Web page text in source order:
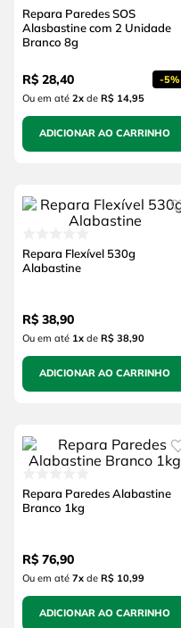
Repara Paredes SOS
Alasbastine com 2 Unidade
Branco 8g
R$ 28,40 -5%
Ou em até 2xde R$ 14,95
ADICIONAR AO CARRINHO
Repara Flexível 530g
Alabastine
R$ 38,90
Ou em até 1xde R$ 38,90
ADICIONAR AO CARRINHO
Repara Paredes Alabastine
Branco 1kg
R$ 76,90
Ou em até 7xde R$ 10,99
ADICIONAR AO CARRINHO